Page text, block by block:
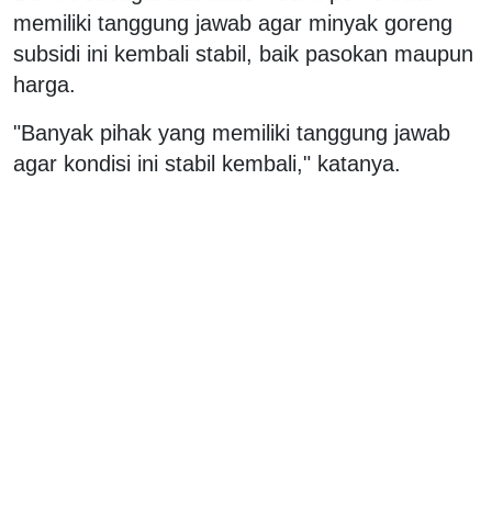
memiliki tanggung jawab agar minyak goreng
subsidi ini kembali stabil, baik pasokan maupun
harga.
"Banyak pihak yang memiliki tanggung jawab
agar kondisi ini stabil kembali," katanya.